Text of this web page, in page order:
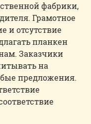
фабрики,
Грамотное
и отсутствие
планкен
Заказчики
на
предложения.